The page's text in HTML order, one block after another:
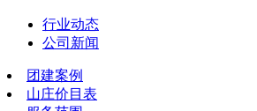
行业动态
公司新闻
团建案例
山庄价目表